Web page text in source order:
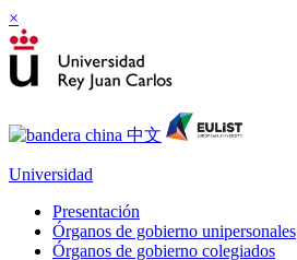
×
Universidad
Presentación
Órganos de gobierno unipersonales
Órganos de gobierno colegiados